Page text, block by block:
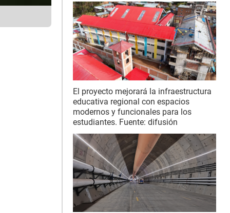
El proyecto mejorará la infraestructura
educativa regional con espacios
modernos y funcionales para los
estudiantes. Fuente: difusión